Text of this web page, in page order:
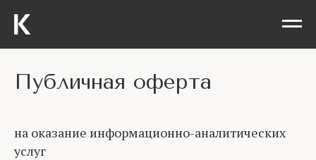
Публичная оферта
на оказание информационно-аналитических
услуг